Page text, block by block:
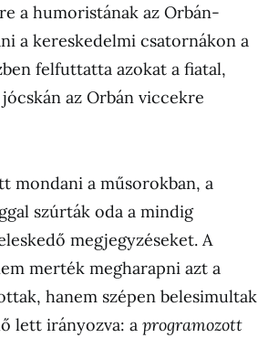
a humoristának az Orbán-
a kereskedelmi csatornákon a
felfuttatta azokat a fiatal,
az Orbán viccekre
mondani a műsorokban, a
szúrták oda a mindig
megjegyzéseket. A
merték megharapni azt a
hanem szépen belesimultak
lett irányozva: a programozott